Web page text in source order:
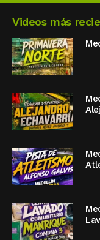
Videos más